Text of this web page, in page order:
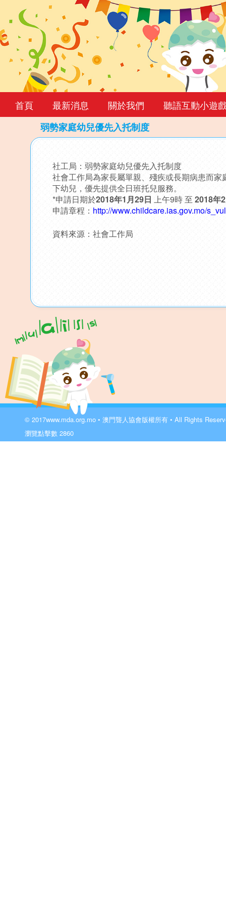
首頁 最新消息 關於我們
聽語互動小遊
弱勢家庭幼兒優先入托制度
to
top
社工局：弱勢家庭幼兒優先入托制度
社會工作局為家長屬單親、殘疾或長期病患而家
下幼兒，優先提供全日班托兒服務。
*申請日期於2018年1月29日 上午9時 至 2018年
申請章程： http://www.childcare.ias.gov.mo/
資料來源：社會工作局
© 2017www.mda.org.mo • 澳門聾人協會版權所有 • All Rights
瀏覽點擊數 2860